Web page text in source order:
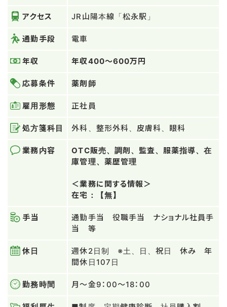
アクセス JR山陽本線「松永駅」
通勤手段 電車
年収 年収400～600万円
応募条件 薬剤師
雇用形態 正社員
処方箋科目 外科、整形外科、皮膚科、眼科
業務内容
OTC販売、調剤、監査、服薬指導、在
庫管理、薬歴管理
＜業務に関する情報＞
在宅：【無】
手当
通勤手当 役職手当 ナショナル社員手
当 等
休日
週休2日制 ※土、日、祝日 休み 年
間休日107日
勤務時間 月～金9：00〜18：00